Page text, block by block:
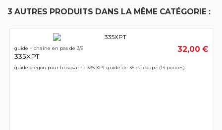
3 AUTRES PRODUITS DANS LA MÊME CATÉGORIE :
guide + chaîne en pas de 3/8
335XPT
32,00 €
guide orégon pour husqvarna 335 XPT guide de 35 de coupe (14 pouces)